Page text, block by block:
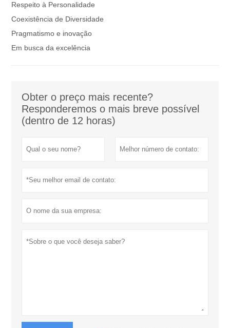
Respeito à Personalidade
Coexistência de Diversidade
Pragmatismo e inovação
Em busca da excelência
Obter o preço mais recente?
Responderemos o mais breve possível
(dentro de 12 horas)